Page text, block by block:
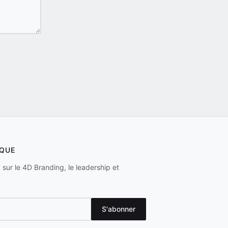
le 4D Branding, le leadership et
S'abonner